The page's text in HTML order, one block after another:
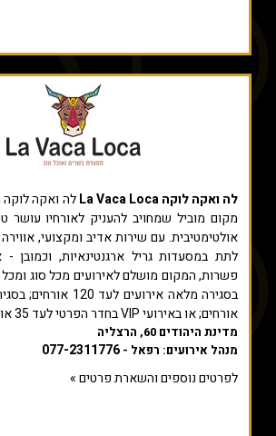
לה ואקה לוקה La Vaca Loca
מקום מוביל שמחויב להעניק לאורחיו עושר
אולטימטיבית. עם שירות אדיב ומקצועי,
לתת במסעדות גריל ארגנטינאיות, וכמובן
פשרות, המקום מושלם לאירועים מכל סוג
אורחים; או באירועי VIP בחדר הפרטי לעד 35 אורחים.
מדינת היהודים 60, הרצליה
מנהל אירועים: רפאל - 077-2311776
לפרטים נוספים והשארת פרטים »